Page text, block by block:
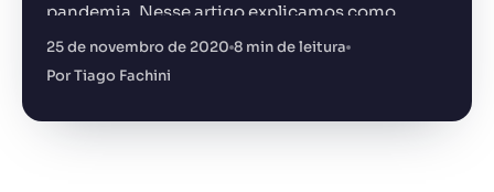
pandemia. Nesse artigo explicamos como
incorporar prática de sustentabilidade na
25 de novembro de 2020 8 min de leitura
Por Tiago Fachini
+14.000 juristas